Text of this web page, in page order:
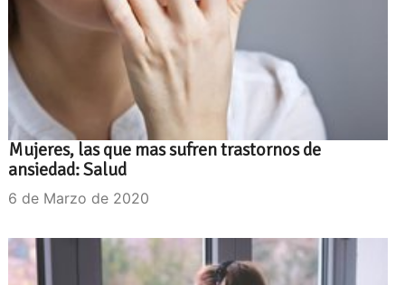
Mujeres, las que mas sufren trastornos de
ansiedad: Salud
6 de Marzo de 2020